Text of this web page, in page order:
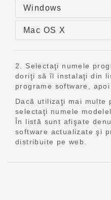
Windows
Mac OS X
2. Selectaţi numele
doriţi să îl instalaţi din
programe software,
Dacă utilizaţi mai multe
selectaţi numele
În listă sunt afişate
software actualizate şi
distribuite pe web.